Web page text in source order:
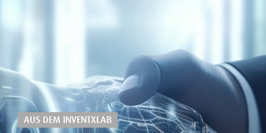
AUS DEM INVENTXLAB